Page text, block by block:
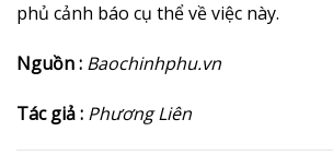
phủ cảnh báo cụ thể về việc này.
Nguồn : Baochinhphu.vn
Tác giả : Phương Liên